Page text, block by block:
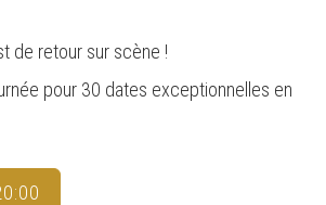
de retour sur scène !
pour 30 dates exceptionnelles en